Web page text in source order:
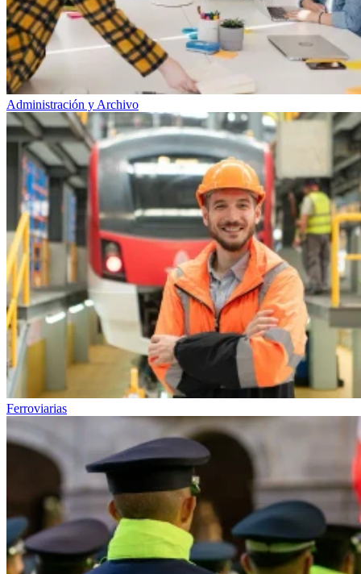
Administración y Archivo
Ferroviarias